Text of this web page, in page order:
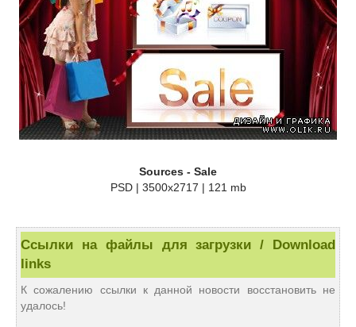
Sources - Sale
PSD | 3500x2717 | 121 mb
Ссылки на файлы для загрузки / Download
links
К сожалению ссылки к данной новости восстановить не
удалось!